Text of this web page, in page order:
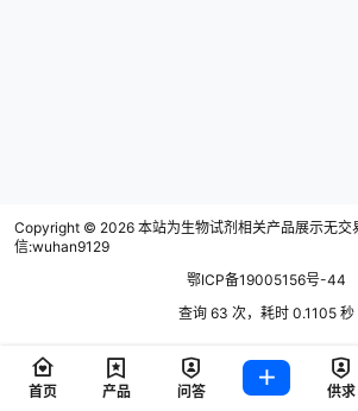
Copyright © 2026 本站为生物试剂相关产品展示无交
信:wuhan9129
鄂ICP备19005156号-44
查询 63 次，耗时 0.1105 秒
首页 产品 问答 供求